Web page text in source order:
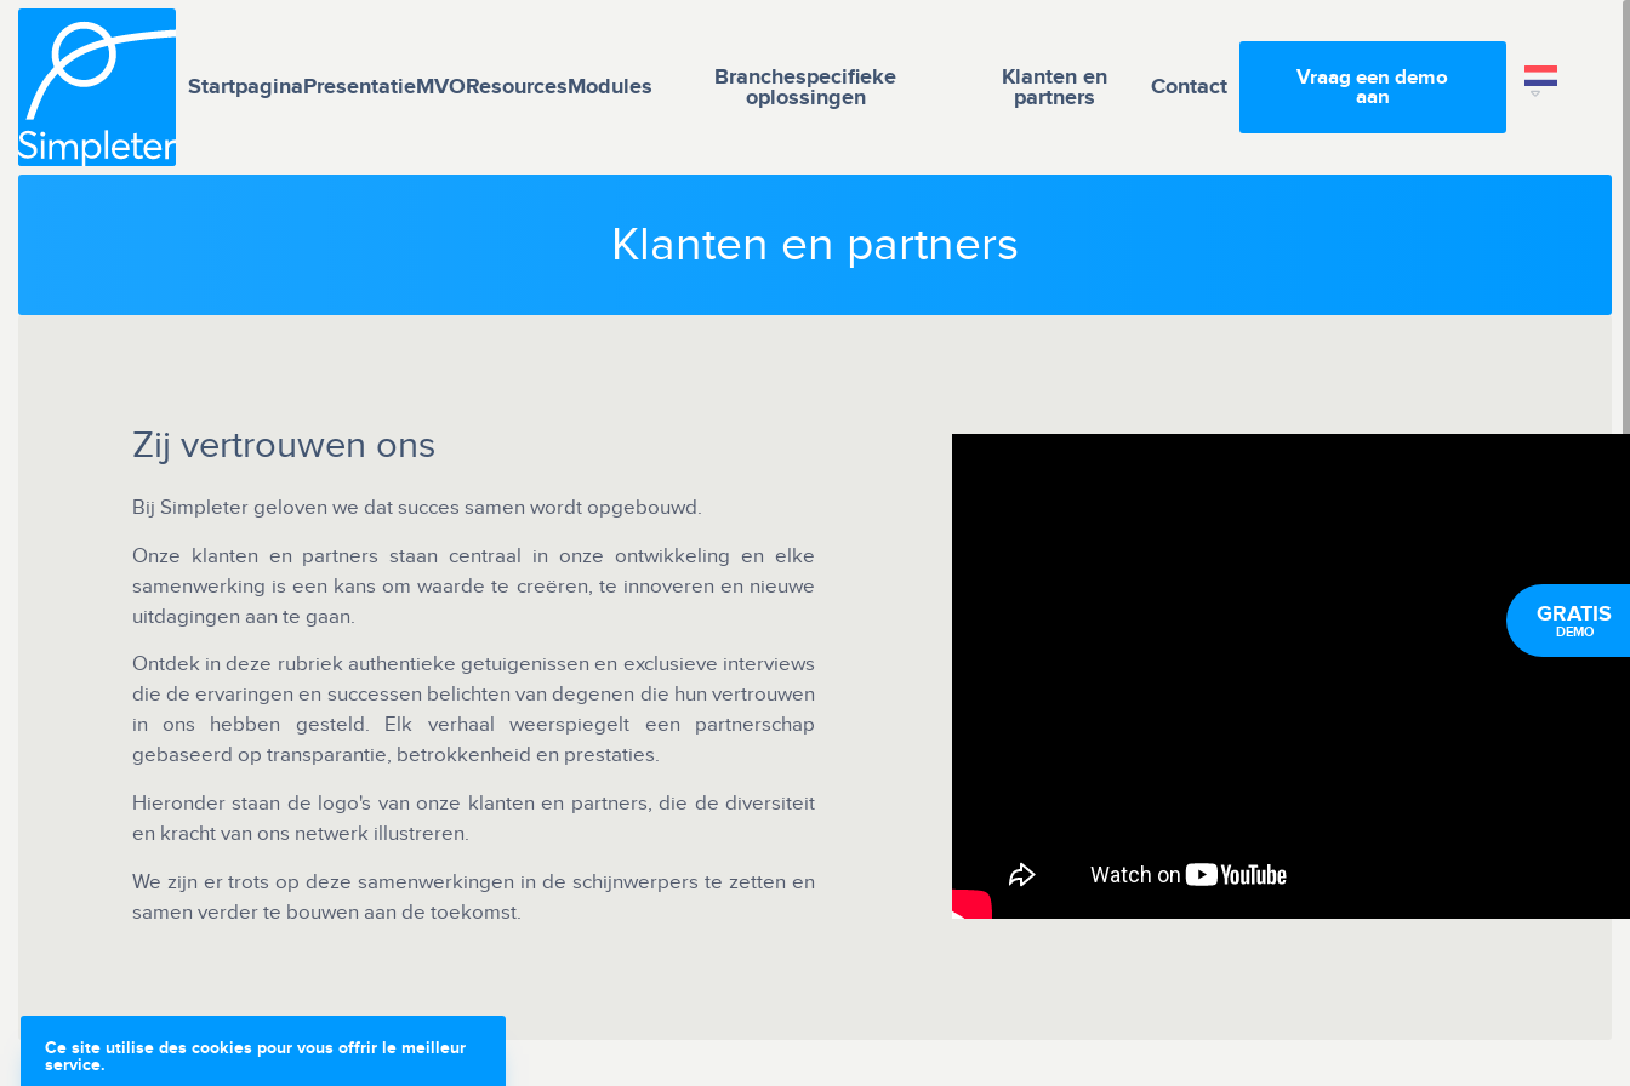
StartpaginaPresentatieMVOResourcesModules
Branchespecifieke
oplossingen
Klanten en
partners
Contact
Vraag een demo
aan
Klanten en partners
Zij vertrouwen ons
Bij Simpleter geloven we dat succes samen wordt opgebouwd.
Onze klanten en partners staan centraal in onze ontwikkeling en elke
samenwerking is een kans om waarde te creëren, te innoveren en nieuwe
uitdagingen aan te gaan.
Ontdek in deze rubriek authentieke getuigenissen en exclusieve interviews
die de ervaringen en successen belichten van degenen die hun vertrouwen
in ons hebben gesteld. Elk verhaal weerspiegelt een partnerschap
gebaseerd op transparantie, betrokkenheid en prestaties.
Hieronder staan de logo's van onze klanten en partners, die de diversiteit
en kracht van ons netwerk illustreren.
We zijn er trots op deze samenwerkingen in de schijnwerpers te zetten en
samen verder te bouwen aan de toekomst.
Ce site utilise des cookies pour vous offrir le meilleur
service.
GRATIS
DEMO